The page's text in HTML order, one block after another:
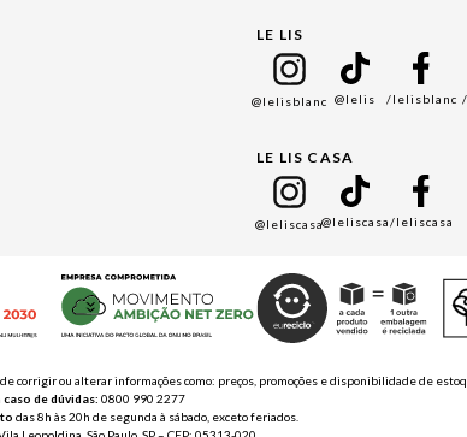
LE LIS
@lelisblanc @lelis /lelisblanc
LE LIS CASA
@leliscasa@leliscasa/leliscasa
corrigir ou alterar informações como: preços, promoções e disponibilidade de
caso de dúvidas: 0800 990 2277
das 8h às 20h de segunda à sábado, exceto feriados.